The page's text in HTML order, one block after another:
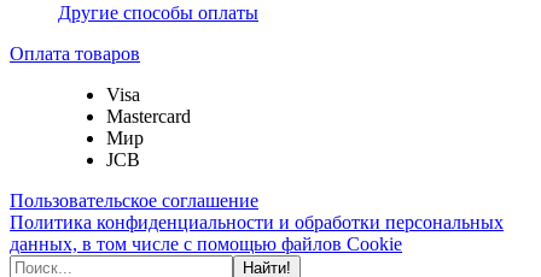
Другие способы оплаты
Оплата товаров
Visa
Mastercard
Мир
JCB
Пользовательское соглашение
Политика конфиденциальности и обработки персональных
данных, в том числе с помощью файлов Cookie
Найти!